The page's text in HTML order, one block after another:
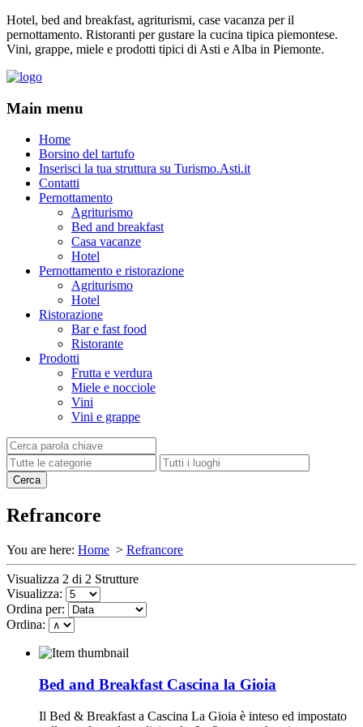
Hotel, bed and breakfast, agriturismi, case vacanza per il
pernottamento. Ristoranti per gustare la cucina tipica piemontese.
Vini, grappe, miele e prodotti tipici di Asti e Alba in Piemonte.
Main menu
Home
Borsino del tartufo
Inserisci la tua struttura su Turismo.Asti.it
Contatti
Pernottamento
Agriturismo
Bed and breakfast
Casa vacanze
Hotel
Pernottamento e ristorazione
Agriturismo
Hotel
Ristorazione
Bar e fast food
Ristorante
Prodotti
Frutta e verdura
Miele e nocciole
Vini
Vini e grappe
Refrancore
You are here: Home > Refrancore
Visualizza 2 di 2 Strutture
Visualizza:
Ordina per:
Ordina:
Bed and Breakfast Cascina la Gioia
Il Bed & Breakfast a Cascina La Gioia è inteso ed impostato